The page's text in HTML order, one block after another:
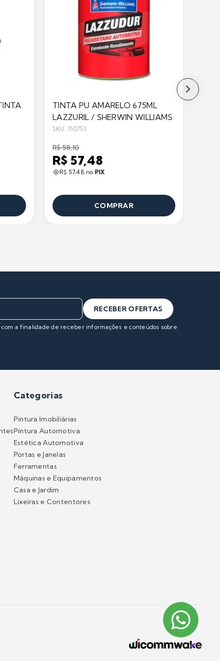
TINTA PU AMARELO 675ML
LAZZURIL / SHERWIN WILLIAMS
SKU: 150753
R$ 58,10
R$ 57,48
R$ 57,48 no PIX
COMPRAR
RECEBER OFERTAS
a finalidade de receber informações e conteúdos sobre
Categorias
Pintura Imobiliárias
Pintura Automotiva
Estética Automotiva
Portas e Janelas
Ferramentas
Máquinas e Equipamentos
Casa e Jardim
Lixeiras e Contentores